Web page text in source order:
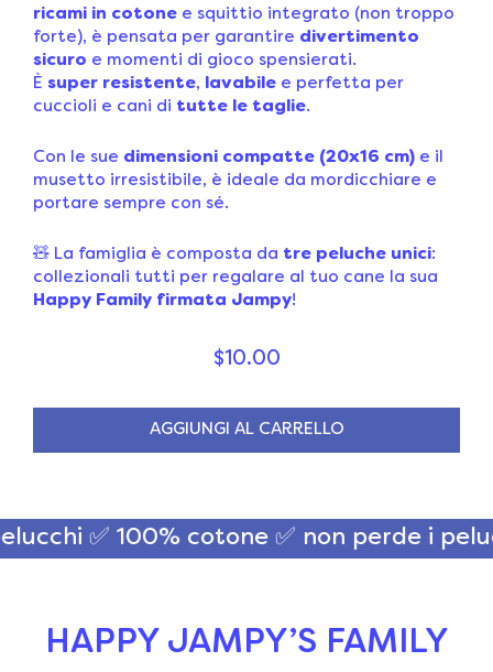
ricami in cotone e squittio integrato (non troppo
forte), è pensata per garantire divertimento
sicuro e momenti di gioco spensierati.
È super resistente, lavabile e perfetta per
cuccioli e cani di tutte le taglie.
Con le sue dimensioni compatte (20x16 cm) e il
musetto irresistibile, è ideale da mordicchiare e
portare sempre con sé.
🧸 La famiglia è composta da tre peluche unici:
collezionali tutti per regalare al tuo cane la sua
Happy Family firmata Jampy!
$10.00
AGGIUNGI AL CARRELLO
✅ 100% cotone ✅ non perde i pelucchi
HAPPY JAMPY’S FAMILY